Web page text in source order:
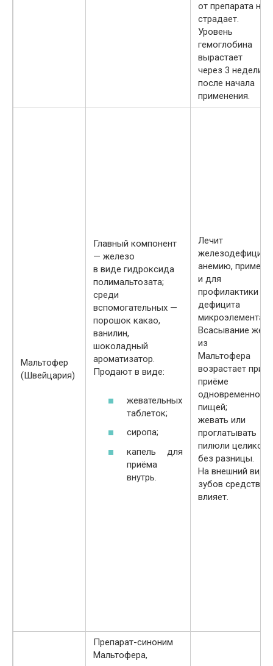
от препарата не
страдает.
Уровень
гемоглобина
вырастает
через 3 недели
после начала
применения.
Мальтофер
(Швейцария)
Главный компонент
— железо
в виде гидроксида
полимальтозата;
среди
вспомогательных —
порошок какао,
ванилин,
шоколадный
ароматизатор.
Продают в виде:
жевательных
таблеток;
сиропа;
капель для
приёма
внутрь.
Лечит
анемию,
и для
профилактики
дефицита
микроэлемента.
Всасывание
из
Мальтофера
возрастает при
приёме
одновременно с
пищей;
жевать или
проглатывать
пилюли целиком
без разницы.
На внешний вид
зубов средство
влияет.
Препарат-синоним
Мальтофера,